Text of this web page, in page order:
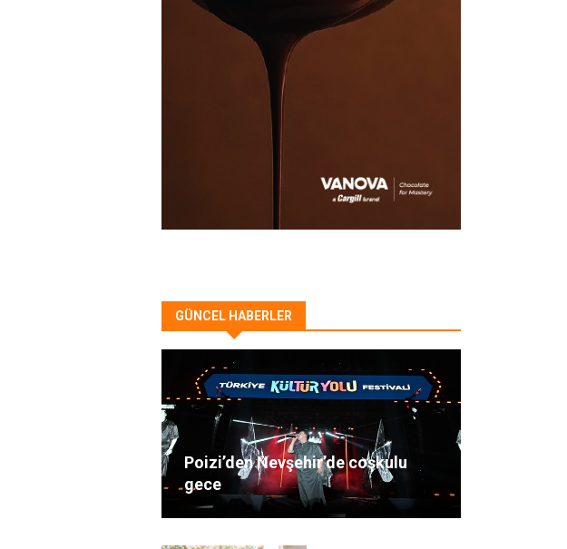
GÜNCEL HABERLER
Poizi’den Nevşehir’de coşkulu
gece